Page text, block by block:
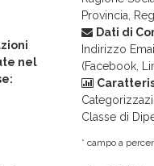
nel
Provincia,
Dati di
Indirizzo
(Facebook,
Classe di
* campo a